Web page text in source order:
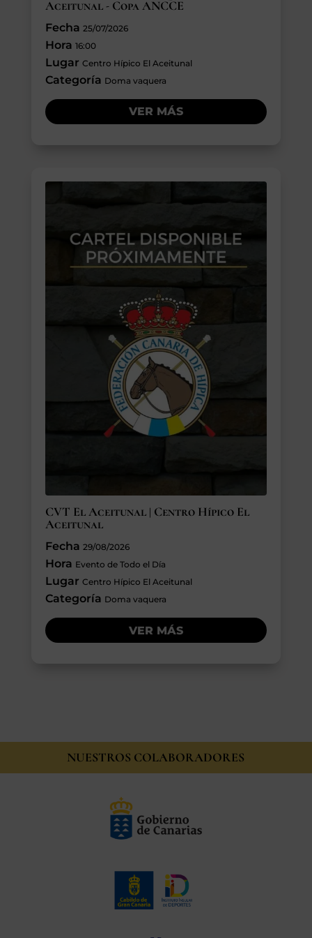
Aceitunal - Copa ANCCE
Fecha 25/07/2026
Hora 16:00
Lugar Centro Hípico El Aceitunal
Categoría Doma vaquera
VER MÁS
CVT El Aceitunal | Centro Hípico El
Aceitunal
Fecha 29/08/2026
Hora Evento de Todo el Día
Lugar Centro Hípico El Aceitunal
Categoría Doma vaquera
VER MÁS
NUESTROS COLABORADORES